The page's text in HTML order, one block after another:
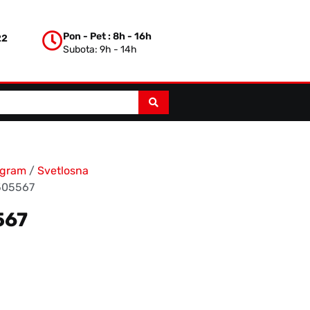
Pon - Pet : 8h - 16h
Subota: 9h - 14h
/ Svetlosna